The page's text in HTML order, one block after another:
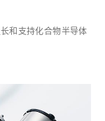
和支持化合物半导体